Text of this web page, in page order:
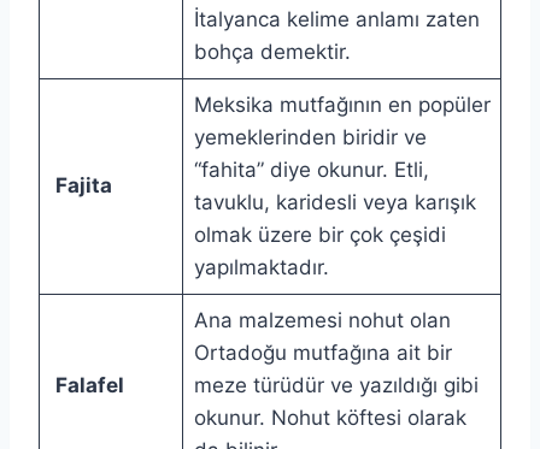
İtalyanca kelime anlamı zaten
bohça demektir.
Fajita
Meksika mutfağının en popüler
yemeklerinden biridir ve
“fahita” diye okunur. Etli,
tavuklu, karidesli veya karışık
olmak üzere bir çok çeşidi
yapılmaktadır.
Falafel
Ana malzemesi nohut olan
Ortadoğu mutfağına ait bir
meze türüdür ve yazıldığı gibi
okunur. Nohut köftesi olarak